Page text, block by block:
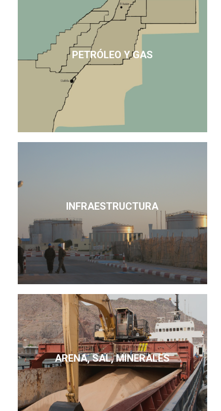
PETRÓLEO Y GAS
INFRAESTRUCTURA
ARENA, SAL, MINERALES